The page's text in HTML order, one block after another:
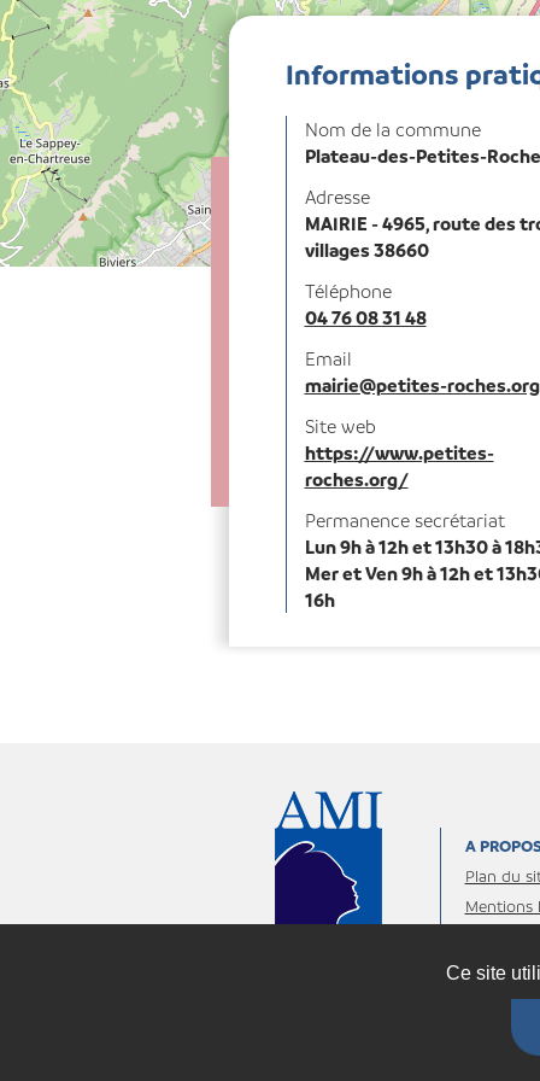
Informations
Nom de la commune
Plateau-des-Petites-
Adresse
MAIRIE - 4965, route des
villages 38660
Téléphone
04 76 08 31 48
Email
mairie@petites-roches.org
Site web
https://www.petites-
roches.org/
Permanence secrétariat
Lun 9h à 12h et 13h30 à
Mer et Ven 9h à 12h et
16h
A
Plan du
Mentions
Ce site